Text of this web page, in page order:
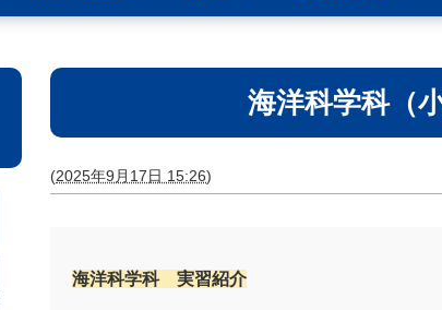
海洋科学科（
(2025年9月17日 15:26)
海洋科学科 実習紹介